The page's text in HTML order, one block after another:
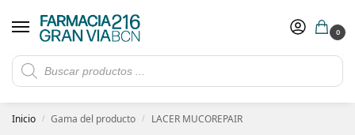
0
Rebajas de verano hasta -30%
​ 5€ de descuento con el cupón 5GRANVIA (compras superiores a 150€)
Inicio / Gama del producto / LACER MUCOREPAIR